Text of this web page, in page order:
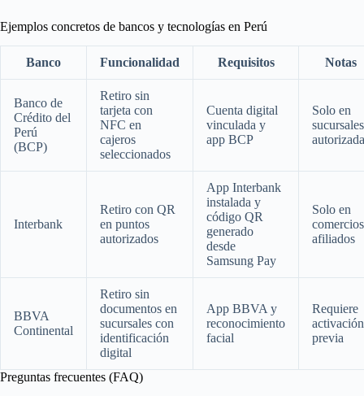
Ejemplos concretos de bancos y tecnologías en Perú
Banco Funcionalidad Requisitos Notas
Banco de
Crédito del
Perú
(BCP)
Retiro sin
tarjeta con
NFC en
cajeros
seleccionados
Cuenta digital
vinculada y
app BCP
Solo en
sucursales
Interbank
Retiro con QR
en puntos
autorizados
App Interbank
instalada y
código QR
generado
desde
Samsung Pay
Solo en
comercios
afiliados
BBVA
Continental
Retiro sin
documentos en
sucursales con
identificación
digital
App BBVA y
reconocimiento
facial
Requiere
activación
previa
Preguntas frecuentes (FAQ)